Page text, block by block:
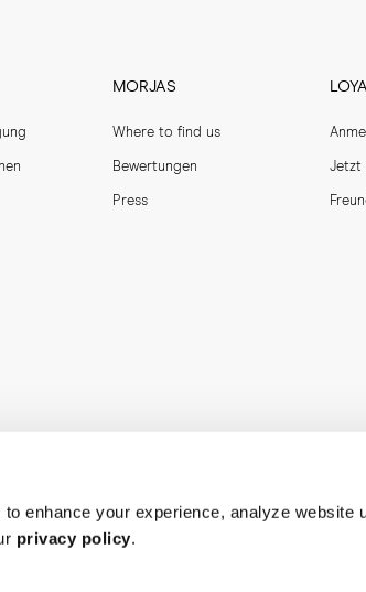
enhance your experience, analyze website
privacy policy.
MORJAS
Where to find us
Bewertungen
Press
Jetzt